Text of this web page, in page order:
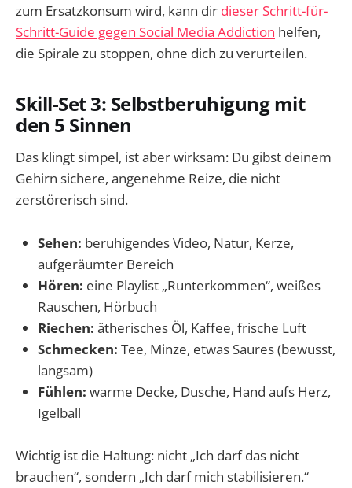
zum Ersatzkonsum wird, kann dir dieser Schritt-für-
Schritt-Guide gegen Social Media Addiction helfen,
die Spirale zu stoppen, ohne dich zu verurteilen.
Skill-Set 3: Selbstberuhigung mit
den 5 Sinnen
Das klingt simpel, ist aber wirksam: Du gibst deinem
Gehirn sichere, angenehme Reize, die nicht
zerstörerisch sind.
Sehen: beruhigendes Video, Natur, Kerze,
aufgeräumter Bereich
Hören: eine Playlist „Runterkommen“, weißes
Rauschen, Hörbuch
Riechen: ätherisches Öl, Kaffee, frische Luft
Schmecken: Tee, Minze, etwas Saures (bewusst,
langsam)
Fühlen: warme Decke, Dusche, Hand aufs Herz,
Igelball
Wichtig ist die Haltung: nicht „Ich darf das nicht
brauchen“, sondern „Ich darf mich stabilisieren.“